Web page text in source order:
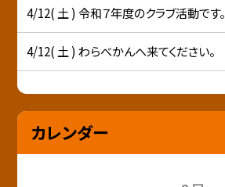
4/12( 土 ) 令和７年度のクラブ活動です。
4/12( 土 ) わらべかんへ来てください。
カレンダー